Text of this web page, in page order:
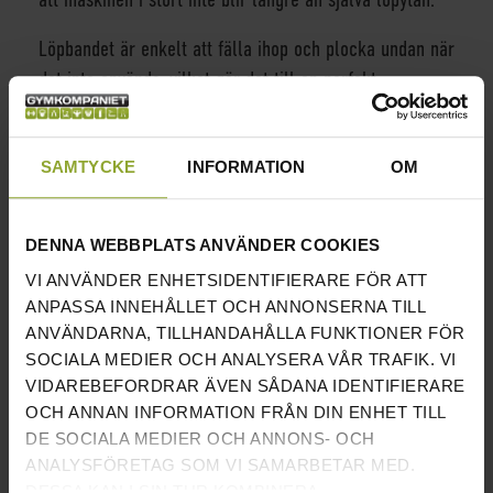
SAMTYCKE INFORMATION OM
DENNA WEBBPLATS ANVÄNDER COOKIES
VI ANVÄNDER ENHETSIDENTIFIERARE FÖR ATT
ANPASSA INNEHÅLLET OCH ANNONSERNA TILL
ANVÄNDARNA, TILLHANDAHÅLLA FUNKTIONER FÖR
SOCIALA MEDIER OCH ANALYSERA VÅR TRAFIK. VI
VIDAREBEFORDRAR ÄVEN SÅDANA IDENTIFIERARE
OCH ANNAN INFORMATION FRÅN DIN ENHET TILL
DE SOCIALA MEDIER OCH ANNONS- OCH
ANALYSFÖRETAG SOM VI SAMARBETAR MED.
Löpbandet är enkelt att fälla ihop och plocka undan när
det inte används, vilket gör det till en perfekt
träningsmaskin för hemmiljöer där platsen är
begränsad.
med appar som Zwift och Kinomap för interaktiva pass.
INFORMATION
HASTIGHET: 1-18 KM/H
LUTNING: 12 STEG
MAX ANVÄNDARVIKT: 120 KG